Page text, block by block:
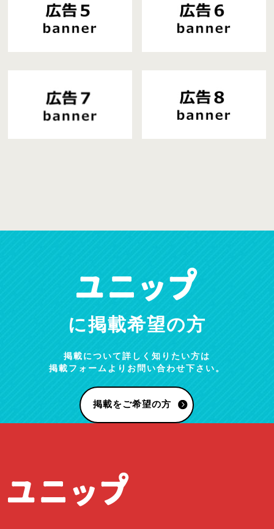
に掲載希望の方
掲載について詳しく知りたい方は
掲載フォームよりお問い合わせ下さい。
掲載をご希望の方